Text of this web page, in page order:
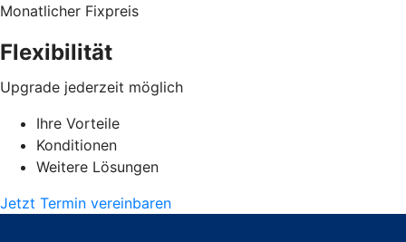
Monatlicher Fixpreis
Flexibilität
Upgrade jederzeit möglich
Ihre Vorteile
Konditionen
Weitere Lösungen
Jetzt Termin vereinbaren